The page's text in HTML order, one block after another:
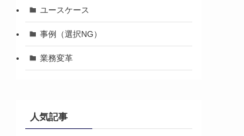
ユースケース
事例（選択NG）
業務変革
人気記事